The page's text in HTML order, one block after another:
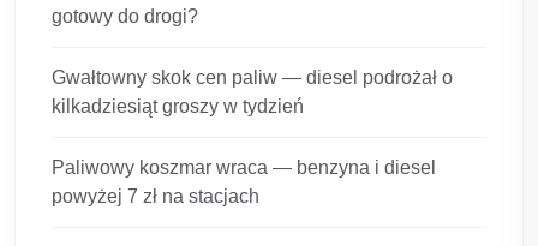
gotowy do drogi?
Gwałtowny skok cen paliw — diesel podrożał o
kilkadziesiąt groszy w tydzień
Paliwowy koszmar wraca — benzyna i diesel
powyżej 7 zł na stacjach